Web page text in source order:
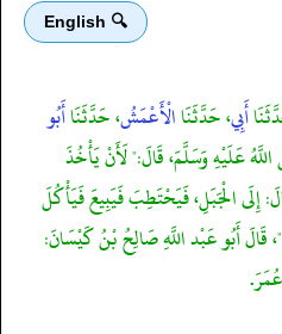
🔍 English
أَبِي، حَدَّثَنَاالْأَعْمَشُ، حَدَّثَنَاأَبُو
عَلَيْهِ وَسَلَّمَ، قَالَ:" لَأَنْ يَأْخُذَ
الْجَبَلِ، فَيَحْتَطِبَ فَيَبِيعَ فَيَأْكُلَ
أَبُو عَبْد اللَّهِ صَالِحُ بْنُ كَيْسَانَ: